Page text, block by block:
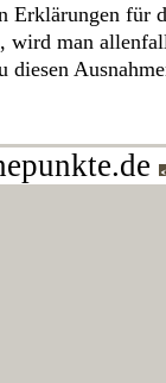
Erklärungen für
wird man
diesen